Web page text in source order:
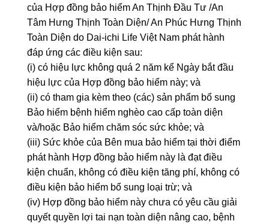
của Hợp đồng bảo hiểm An Thịnh Đầu Tư /An
Tâm Hưng Thịnh Toàn Diện/ An Phúc Hưng Thịnh
Toàn Diện do Dai-ichi Life Việt Nam phát hành
đáp ứng các điều kiện sau:
(i) có hiệu lực không quá 2 năm kể Ngày bắt đầu
hiệu lực của Hợp đồng bảo hiểm này; và
(ii) có tham gia kèm theo (các) sản phẩm bổ sung
Bảo hiểm bệnh hiểm nghèo cao cấp toàn diện
và/hoặc Bảo hiểm chăm sóc sức khỏe; và
(iii) Sức khỏe của Bên mua bảo hiểm tại thời điểm
phát hành Hợp đồng bảo hiểm này là đạt điều
kiện chuẩn, không có điều kiện tăng phí, không có
điều kiện bảo hiểm bổ sung loại trừ; và
(iv) Hợp đồng bảo hiểm này chưa có yêu cầu giải
quyết quyền lợi tai nạn toàn diện nâng cao, bệnh